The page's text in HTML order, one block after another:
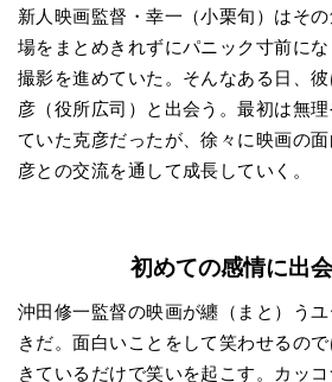
新人映画監督・幸一（小栗旬）はそ
場をまとめきれずにパニック寸前に
撮影を進めていた。そんなある日、
彦（役所広司）と出会う。最初は無
ていた克彦だったが、徐々に映画の
彦との交流を通して成長していく。
初めての感情に出
沖田修一監督の映画が纏（まと）う
きだ。面白いことをして笑わせるの
きているだけで笑いを起こす。カッ